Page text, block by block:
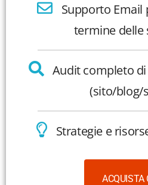
Supporto Email
termine delle
Audit completo
(sito/blog/
Strategie e
ACQUISTA